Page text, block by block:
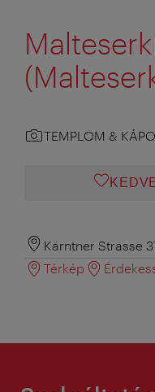
TEMPLOM &
Kärntner Strasse
Térkép